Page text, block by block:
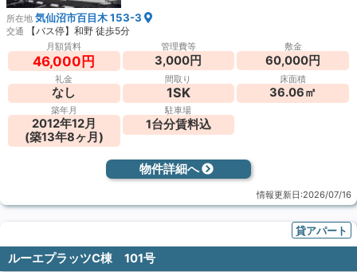
所在地 気仙沼市百⽬⽊ 153-3
交通 【バス停】和野 徒歩5分
月額賃料
46,000円
管理費等
3,000円
敷金
60,000円
礼金
なし
間取り
1SK
床面積
36.06㎡
築年月
2012年12月
(築13年8ヶ月)
駐車場
1台分賃料込
物件詳細へ
情報更新日:2026/07/16
貸アパート
ルーエプラッツC棟 101号